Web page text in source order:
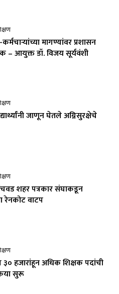
मागण्यांवर प्रशासन
– आयुक्त डॉ. विजय सूर्यवंशी
जाणून घेतले अग्निसुरक्षेचे
शहर पत्रकार संघाकडून
रेनकोट वाटप
३० हजारांहून अधिक शिक्षक पदांची
सुरू